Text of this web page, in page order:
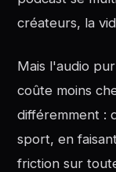
créateurs, la
Mais l'audio
coûte moins
différemment :
sport, en
friction sur